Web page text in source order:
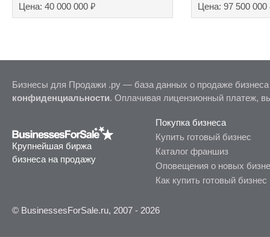
Цена: 40 000 000 ₽
Цена: 97 500 000
Бизнесы для Продажи .ру — база данных о продаже
конфиденциальности. Оплачивая лицензионный платеж,
Крупнейшая биржа
бизнеса на продажу
Покупка бизнеса
Купить готовый бизнес
Каталог франшиз
Оповещения о новых
Как купить готовый бизнес
© BusinessesForSale.ru, 2007 - 2026